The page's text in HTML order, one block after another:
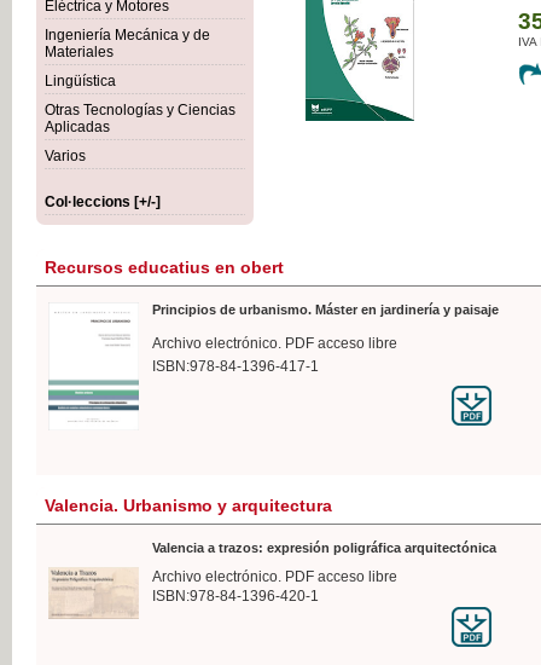
Eléctrica y Motores
Ingeniería Mecánica y de
Materiales
Lingüística
Otras Tecnologías y Ciencias
Aplicadas
Varios
Col·leccions [+/-]
IVA
Recursos educatius en obert
Principios de urbanismo. Máster en jardinería y paisaje
Archivo electrónico. PDF acceso libre
ISBN:978-84-1396-417-1
Valencia. Urbanismo y arquitectura
Valencia a trazos: expresión poligráfica arquitectónica
Archivo electrónico. PDF acceso libre
ISBN:978-84-1396-420-1